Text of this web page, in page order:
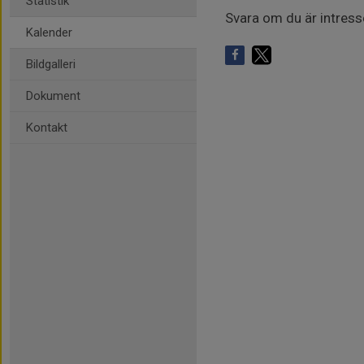
Kalender
Bildgalleri
Dokument
Kontakt
Svara om du är